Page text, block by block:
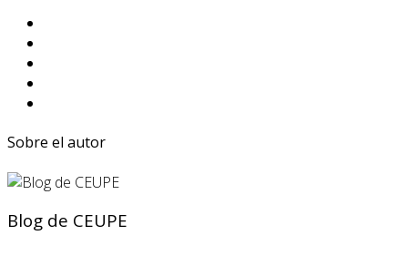
Sobre el autor
Blog de CEUPE